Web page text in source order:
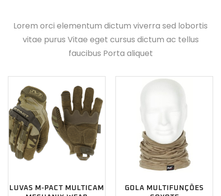
Lorem orci elementum dictum viverra sed lobortis
vitae purus Vitae eget cursus dictum ac tellus
faucibus Porta aliquet
LUVAS M-PACT MULTICAM
GOLA MULTIFUNÇÕES